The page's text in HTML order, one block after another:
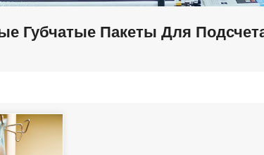
Губчатые Пакеты Для